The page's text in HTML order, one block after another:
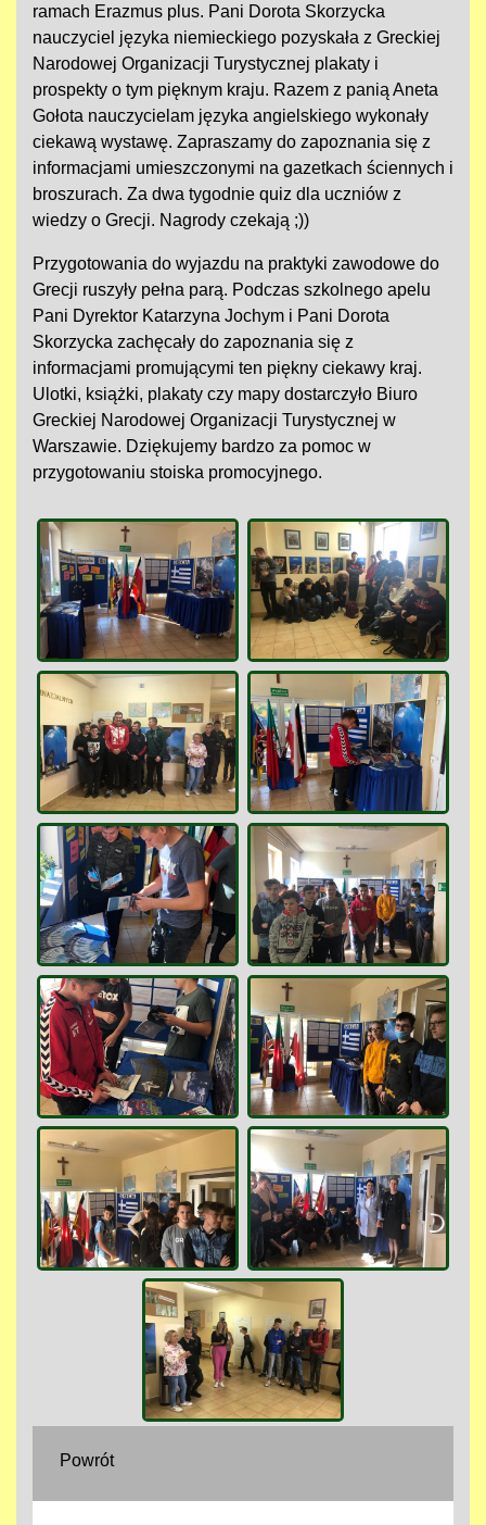
ramach Erazmus plus. Pani Dorota Skorzycka
nauczyciel języka niemieckiego pozyskała z Greckiej
Narodowej Organizacji Turystycznej plakaty i
prospekty o tym pięknym kraju. Razem z panią Aneta
Gołota nauczycielam języka angielskiego wykonały
ciekawą wystawę. Zapraszamy do zapoznania się z
informacjami umieszczonymi na gazetkach ściennych i
broszurach. Za dwa tygodnie quiz dla uczniów z
wiedzy o Grecji. Nagrody czekają ;))
Przygotowania do wyjazdu na praktyki zawodowe do
Grecji ruszyły pełna parą. Podczas szkolnego apelu
Pani Dyrektor Katarzyna Jochym i Pani Dorota
Skorzycka zachęcały do zapoznania się z
informacjami promującymi ten piękny ciekawy kraj.
Ulotki, książki, plakaty czy mapy dostarczyło Biuro
Greckiej Narodowej Organizacji Turystycznej w
Warszawie. Dziękujemy bardzo za pomoc w
przygotowaniu stoiska promocyjnego.
Powrót